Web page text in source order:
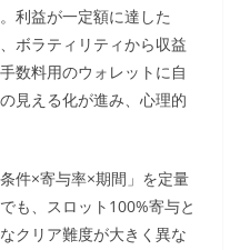
利益が一定額に達した
ボラティリティから収益
数料用のウォレットに自
見える化が進み、心理的
件×寄与率×期間」を定量
も、スロット100%寄与と
クリア難度が大きく異な